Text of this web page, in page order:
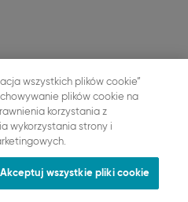
wszystkich plików cookie”
plików cookie na
korzystania z
wykorzystania strony i
Akceptuj wszystkie pliki cookie